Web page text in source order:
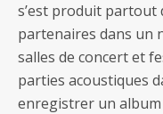
s’est produit partout
partenaires dans un
salles de concert et
parties acoustiques
enregistrer un album